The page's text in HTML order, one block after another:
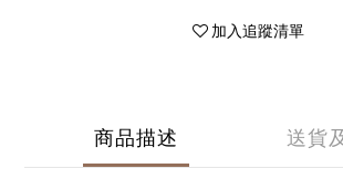
加入追蹤清單
商品描述 送貨